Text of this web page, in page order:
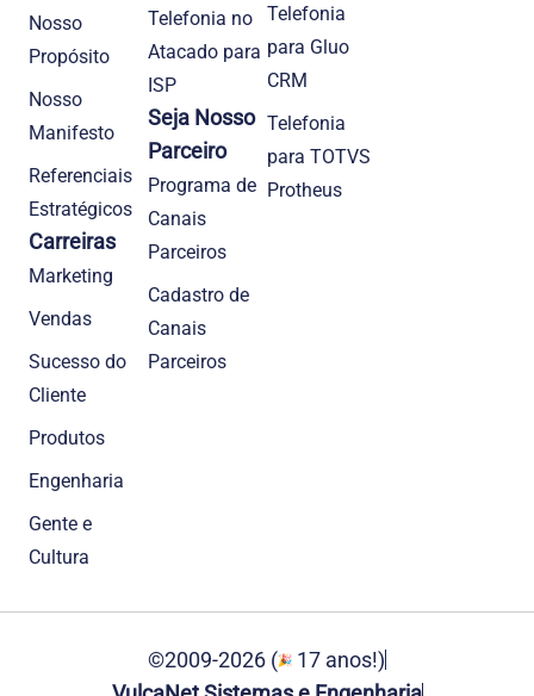
Nosso
Propósito
Nosso
Manifesto
Referenciais
Estratégicos
Carreiras
Marketing
Vendas
Sucesso do
Cliente
Produtos
Engenharia
Gente e
Cultura
Telefonia no
Atacado para
ISP
Seja Nosso
Parceiro
Programa de
Canais
Parceiros
Cadastro de
Canais
Parceiros
Telefonia
para Gluo
CRM
Telefonia
para TOTVS
Protheus
©2009-2026 (
17 anos!)